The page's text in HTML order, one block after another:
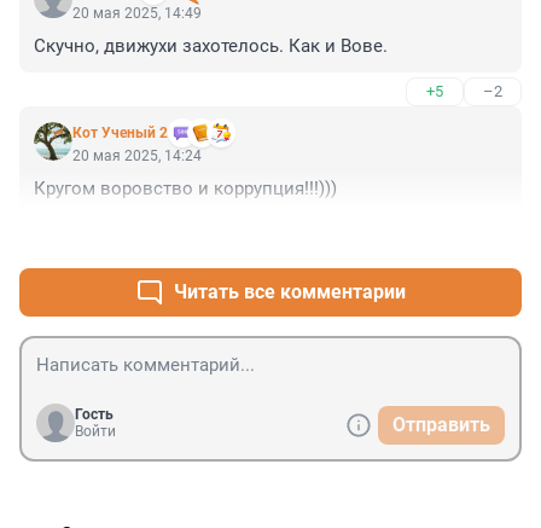
20 мая 2025, 14:49
Скучно, движухи захотелось. Как и Вове.
+5 –2
Кот Ученый 2
20 мая 2025, 14:24
Кругом воровство и коррупция!!!)))
Читать все комментарии
Гость
Войти
Отправить